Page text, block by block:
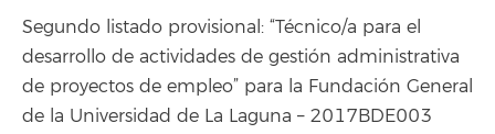
Segundo listado provisional: “Técnico/a para el
desarrollo de actividades de gestión administrativa
de proyectos de empleo” para la Fundación General
de la Universidad de La Laguna – 2017BDE003